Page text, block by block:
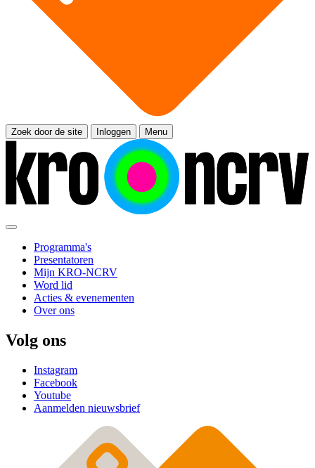
Zoek door de site Inloggen Menu
Programma's
Presentatoren
Mijn KRO-NCRV
Word lid
Acties & evenementen
Over ons
Volg ons
Instagram
Facebook
Youtube
Aanmelden nieuwsbrief